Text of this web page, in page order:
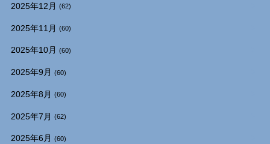
2025年12月 (62)
2025年11月 (60)
2025年10月 (60)
2025年9月 (60)
2025年8月 (60)
2025年7月 (62)
2025年6月 (60)